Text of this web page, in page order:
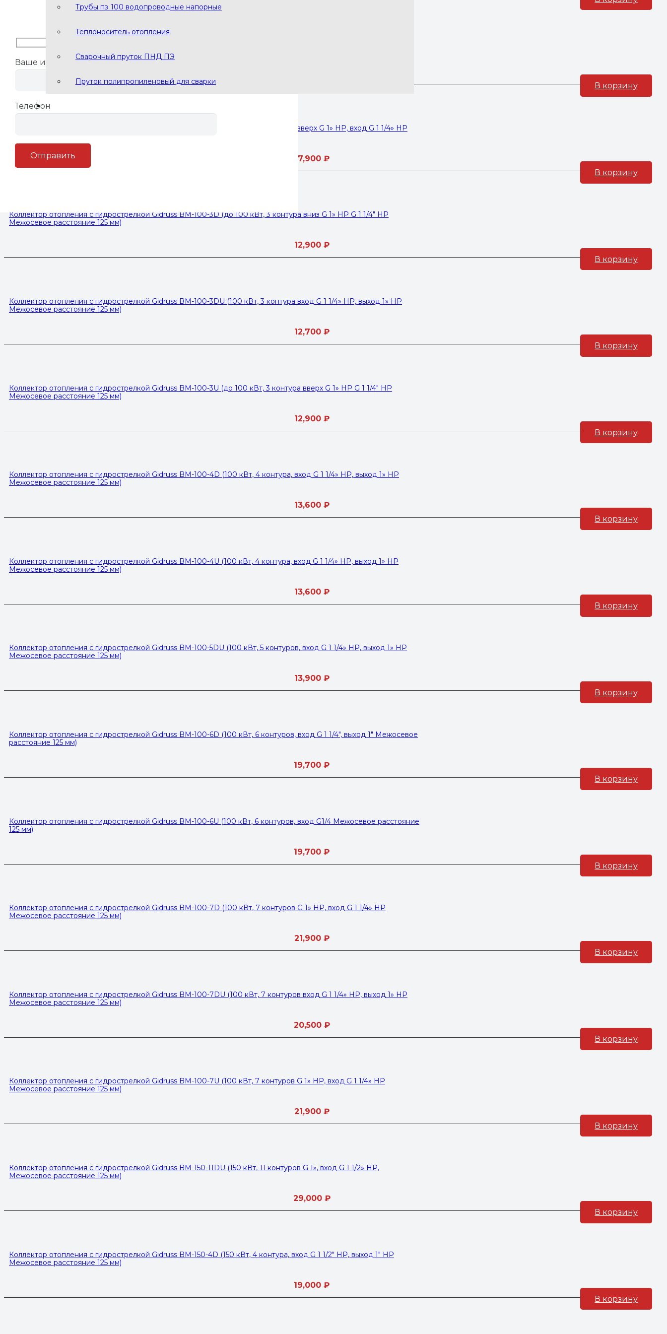
Трубы пэ 100 водопроводные напорные
Теплоноситель отопления
Сварочный пруток ПНД ПЭ
Пруток полипропиленовый для сварки
Ваше имя
Телефон
Коллектор отопления с гидрострелкой Gidruss BM-100-5D (100 кВт, 5 контуров вверх G 1» НР, вход G 1 1/4» НР
Межосевое расстояние 125 мм)
В корзину
Коллектор отопления с гидрострелкой Gidruss BM-100-5U (100 кВт, 5 контуров вверх G 1» НР, вход G 1 1/4» НР
17,900 ₽
В корзину
Коллектор отопления с гидрострелкой Gidruss BM-100-3D (до 100 кВт, 3 контура вниз G 1» НР G 1 1/4″ HP
Межосевое расстояние 125 мм)
12,900 ₽
В корзину
Коллектор отопления с гидрострелкой Gidruss BM-100-3DU (100 кВт, 3 контура вход G 1 1/4» НР, выход 1» НР
Межосевое расстояние 125 мм)
12,700 ₽
В корзину
Коллектор отопления с гидрострелкой Gidruss BM-100-3U (до 100 кВт, 3 контура вверх G 1» НР G 1 1/4″ HP
Межосевое расстояние 125 мм)
12,900 ₽
В корзину
Коллектор отопления с гидрострелкой Gidruss BM-100-4D (100 кВт, 4 контура, вход G 1 1/4» НР, выход 1» НР
Межосевое расстояние 125 мм)
13,600 ₽
В корзину
Коллектор отопления с гидрострелкой Gidruss BM-100-4U (100 кВт, 4 контура, вход G 1 1/4» НР, выход 1» НР
Межосевое расстояние 125 мм)
13,600 ₽
В корзину
Коллектор отопления с гидрострелкой Gidruss BM-100-5DU (100 кВт, 5 контуров, вход G 1 1/4» НР, выход 1» НР
Межосевое расстояние 125 мм)
13,900 ₽
В корзину
Коллектор отопления с гидрострелкой Gidruss BM-100-6D (100 кВт, 6 контуров, вход G 1 1/4″, выход 1″ Межосевое
расстояние 125 мм)
19,700 ₽
В корзину
Коллектор отопления с гидрострелкой Gidruss BM-100-6U (100 кВт, 6 контуров, вход G1/4 Межосевое расстояние
125 мм)
19,700 ₽
В корзину
Коллектор отопления с гидрострелкой Gidruss BM-100-7D (100 кВт, 7 контуров G 1» НР, вход G 1 1/4» НР
Межосевое расстояние 125 мм)
21,900 ₽
В корзину
Коллектор отопления с гидрострелкой Gidruss BM-100-7DU (100 кВт, 7 контуров вход G 1 1/4» НР, выход 1» НР
Межосевое расстояние 125 мм)
20,500 ₽
В корзину
Коллектор отопления с гидрострелкой Gidruss BM-100-7U (100 кВт, 7 контуров G 1» НР, вход G 1 1/4» НР
Межосевое расстояние 125 мм)
21,900 ₽
В корзину
Коллектор отопления с гидрострелкой Gidruss BM-150-11DU (150 кВт, 11 контуров G 1», вход G 1 1/2» НР,
Межосевое расстояние 125 мм)
29,000 ₽
В корзину
Коллектор отопления с гидрострелкой Gidruss BM-150-4D (150 кВт, 4 контура, вход G 1 1/2″ НР, выход 1″ НР
Межосевое расстояние 125 мм)
19,000 ₽
В корзину